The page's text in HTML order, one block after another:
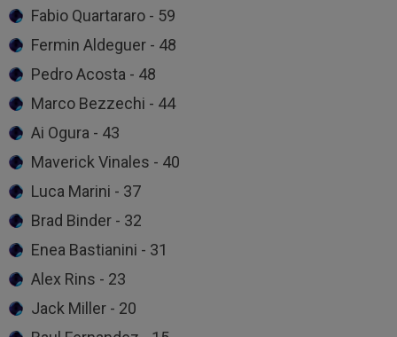
Fabio Quartararo - 59
Fermin Aldeguer - 48
Pedro Acosta - 48
Marco Bezzechi - 44
Ai Ogura - 43
Maverick Vinales - 40
Luca Marini - 37
Brad Binder - 32
Enea Bastianini - 31
Alex Rins - 23
Jack Miller - 20